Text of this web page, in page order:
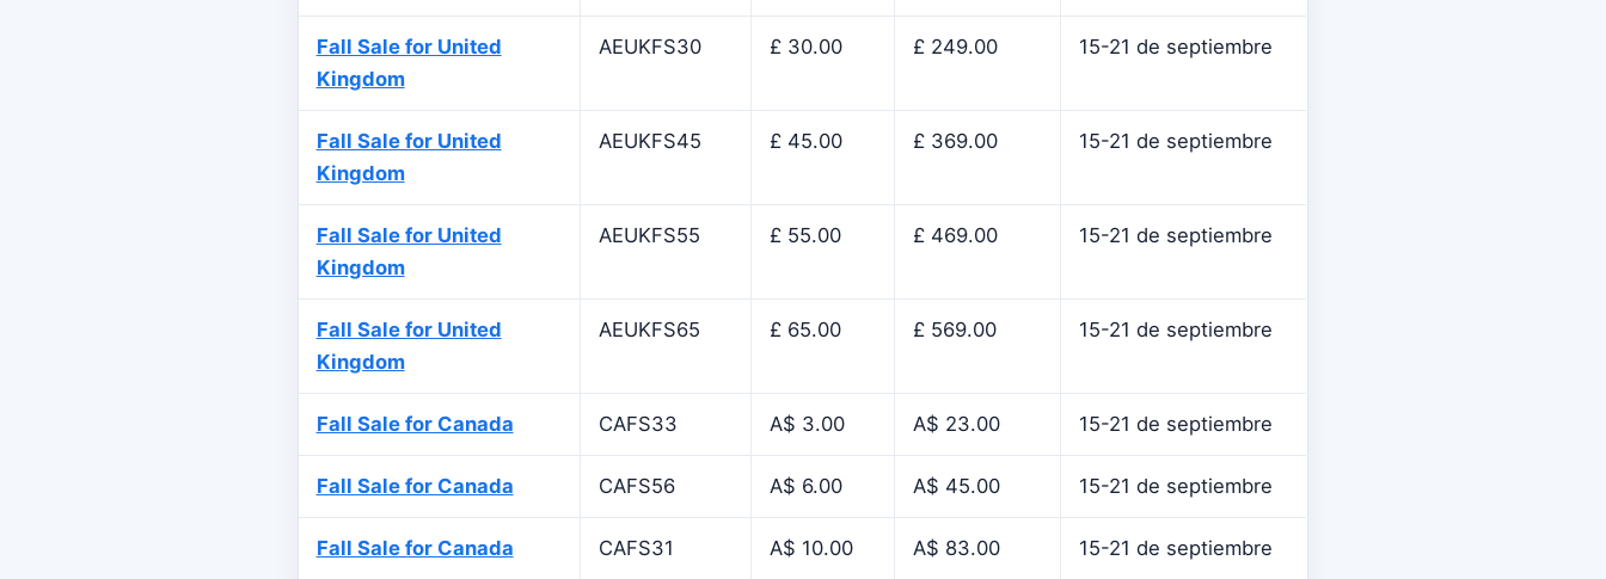
Fall Sale for United
Kingdom
AEUKFS30 £ 30.00 £ 249.00 15-21 de septiembre
Fall Sale for United
Kingdom
AEUKFS45 £ 45.00 £ 369.00 15-21 de septiembre
Fall Sale for United
Kingdom
AEUKFS55 £ 55.00 £ 469.00 15-21 de septiembre
Fall Sale for United
Kingdom
AEUKFS65 £ 65.00 £ 569.00 15-21 de septiembre
Fall Sale for Canada CAFS33 A$ 3.00 A$ 23.00 15-21 de septiembre
Fall Sale for Canada CAFS56 A$ 6.00 A$ 45.00 15-21 de septiembre
Fall Sale for Canada CAFS31 A$ 10.00 A$ 83.00 15-21 de septiembre